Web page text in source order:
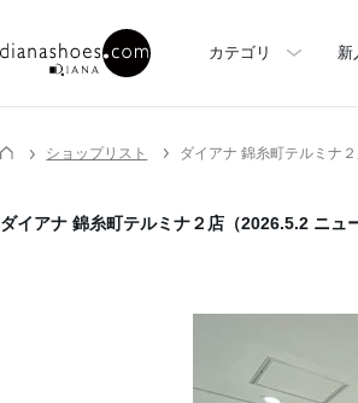
カテゴリ 新
ショップリスト ダイアナ 錦糸町テルミナ
ダイアナ 錦糸町テルミナ２店（2026.5.2 ニュ